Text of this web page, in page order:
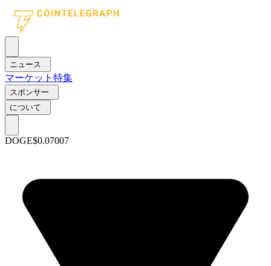
ニュース
マーケット 特集
スポンサー
について
DOGE$0.07007